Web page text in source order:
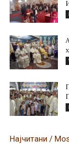
Најчитани /